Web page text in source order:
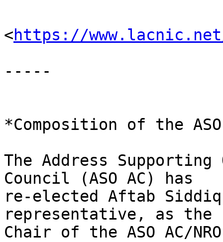
<https://
-----
*Composition of the
The Address
Council (ASO AC) has
re-elected Aftab
representative, as the
Chair of the ASO AC/